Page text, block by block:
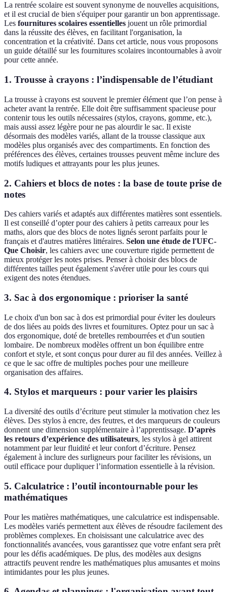
La rentrée scolaire est souvent synonyme de nouvelles acquisitions,
et il est crucial de bien s'équiper pour garantir un bon apprentissage.
Les fournitures scolaires essentielles jouent un rôle primordial
dans la réussite des élèves, en facilitant l'organisation, la
concentration et la créativité. Dans cet article, nous vous proposons
un guide détaillé sur les fournitures scolaires incontournables à avoir
pour cette année.
1. Trousse à crayons : l’indispensable de l’étudiant
La trousse à crayons est souvent le premier élément que l’on pense à
acheter avant la rentrée. Elle doit être suffisamment spacieuse pour
contenir tous les outils nécessaires (stylos, crayons, gomme, etc.),
mais aussi assez légère pour ne pas alourdir le sac. Il existe
désormais des modèles variés, allant de la trousse classique aux
modèles plus organisés avec des compartiments. En fonction des
préférences des élèves, certaines trousses peuvent même inclure des
motifs ludiques et attrayants pour les plus jeunes.
2. Cahiers et blocs de notes : la base de toute prise de
notes
Des cahiers variés et adaptés aux différentes matières sont essentiels.
Il est conseillé d’opter pour des cahiers à petits carreaux pour les
maths, alors que des blocs de notes lignés seront parfaits pour le
français et d'autres matières littéraires. Selon une étude de l'UFC-
Que Choisir, les cahiers avec une couverture rigide permettent de
mieux protéger les notes prises. Penser à choisir des blocs de
différentes tailles peut également s'avérer utile pour les cours qui
exigent des notes étendues.
3. Sac à dos ergonomique : prioriser la santé
Le choix d'un bon sac à dos est primordial pour éviter les douleurs
de dos liées au poids des livres et fournitures. Optez pour un sac à
dos ergonomique, doté de bretelles rembourrées et d'un soutien
lombaire. De nombreux modèles offrent un bon équilibre entre
confort et style, et sont conçus pour durer au fil des années. Veillez à
ce que le sac offre de multiples poches pour une meilleure
organisation des affaires.
4. Stylos et marqueurs : pour varier les plaisirs
La diversité des outils d’écriture peut stimuler la motivation chez les
élèves. Des stylos à encre, des feutres, et des marqueurs de couleurs
donnent une dimension supplémentaire à l’apprentissage. D’après
les retours d’expérience des utilisateurs, les stylos à gel attirent
notamment par leur fluidité et leur confort d’écriture. Pensez
également à inclure des surligneurs pour faciliter les révisions, un
outil efficace pour dupliquer l’information essentielle à la révision.
5. Calculatrice : l’outil incontournable pour les
mathématiques
Pour les matières mathématiques, une calculatrice est indispensable.
Les modèles variés permettent aux élèves de résoudre facilement des
problèmes complexes. En choisissant une calculatrice avec des
fonctionnalités avancées, vous garantissez que votre enfant sera prêt
pour les défis académiques. De plus, des modèles aux designs
attractifs peuvent rendre les mathématiques plus amusantes et moins
intimidantes pour les plus jeunes.